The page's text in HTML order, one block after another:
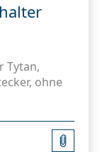
Tytan,
ohne